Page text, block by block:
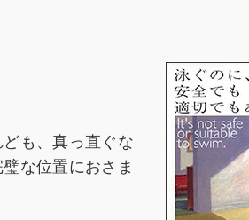
も、真っ直ぐな
な位置におさま